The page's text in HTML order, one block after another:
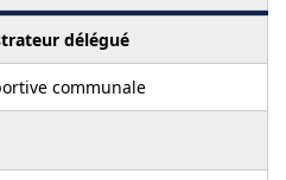
délégué
communale